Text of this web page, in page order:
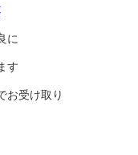
に
す
お受け取り